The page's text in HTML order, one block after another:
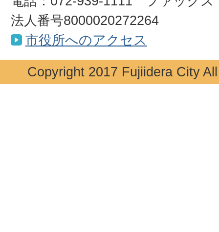
法人番号8000020272264
市役所へのアクセス
Copyright 2017 Fujiidera City